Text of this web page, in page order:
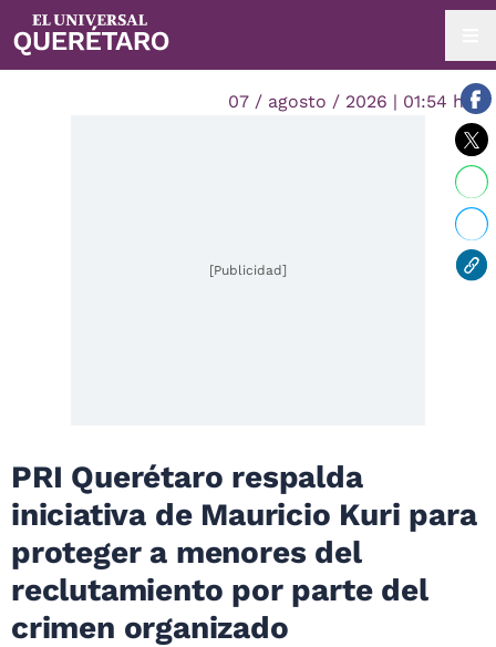
07 / agosto / 2026 | 01:54 hrs.
[Publicidad]
PRI Querétaro respalda
iniciativa de Mauricio Kuri para
proteger a menores del
reclutamiento por parte del
crimen organizado